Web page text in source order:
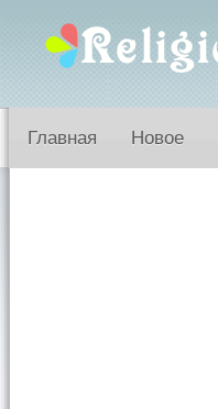
Главная Новое